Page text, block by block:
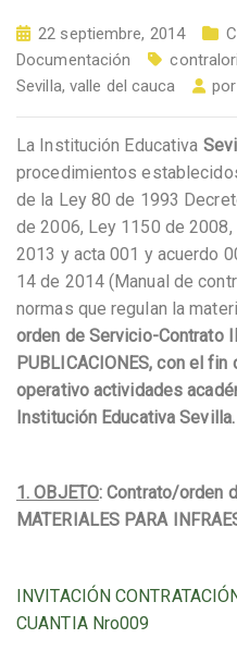
22 septiembre, 2014
Documentación
Sevilla, valle del cauca por
La Institución Educativa
procedimientos
de la Ley 80 de 1993
de 2006, Ley 1150 de
2013 y acta 001 y acuerdo
14 de 2014 (Manual de
normas que regulan la
orden de Servicio-Contrato
PUBLICACIONES, con el
operativo actividades
Institución Educativa Sevilla.
1. OBJETO: Contrato/orden
MATERIALES PARA
INVITACIÓN
CUANTIA Nro009